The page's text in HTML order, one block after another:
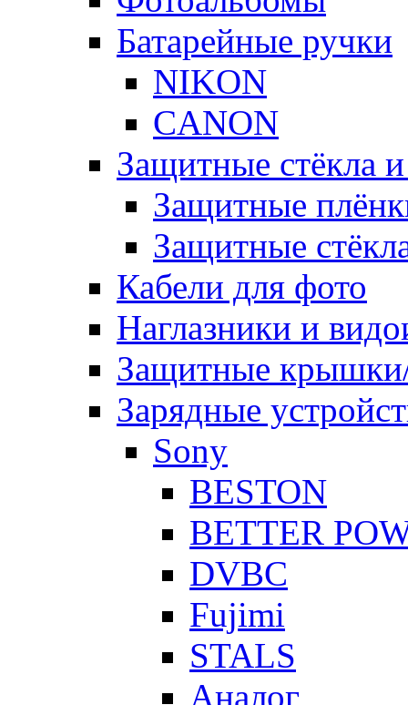
Батарейные ручки
NIKON
CANON
Защитные стёкла
Защитные
Защитные
Кабели для фото
Наглазники и
Защитные
Зарядные
Sony
BESTON
BETTER
DVBC
Fujimi
STALS
Аналог